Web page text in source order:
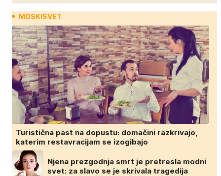
MOSKISVET
Turistična past na dopustu: domačini razkrivajo,
katerim restavracijam se izogibajo
Njena prezgodnja smrt je pretresla modni
svet: za slavo se je skrivala tragedija